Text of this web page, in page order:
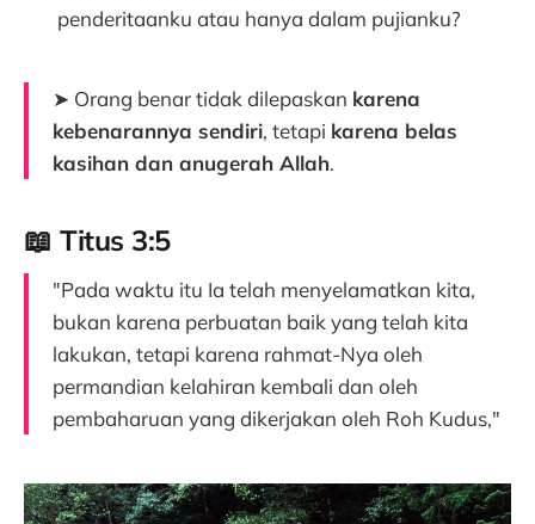
penderitaanku atau hanya dalam pujianku?
➤ Orang benar tidak dilepaskan karena
kebenarannya sendiri, tetapi karena belas
kasihan dan anugerah Allah.
📖 Titus 3:5
"Pada waktu itu Ia telah menyelamatkan kita,
bukan karena perbuatan baik yang telah kita
lakukan, tetapi karena rahmat-Nya oleh
permandian kelahiran kembali dan oleh
pembaharuan yang dikerjakan oleh Roh Kudus,"